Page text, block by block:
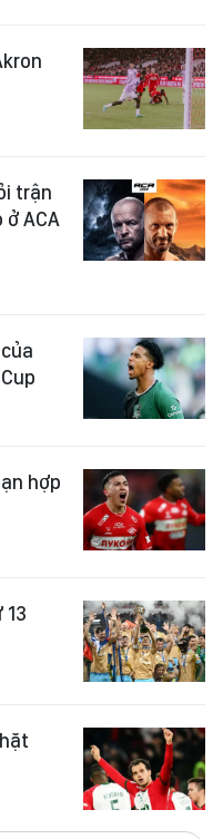
trận
ACA
hợp
13